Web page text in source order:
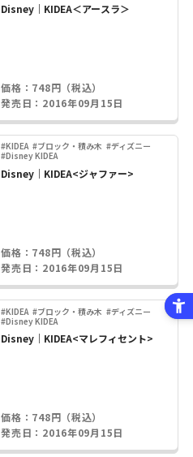
Disney｜KIDEA＜アースラ＞
価格：748円（税込）
発売日：2016年09月15日
#KIDEA #ブロック・積み木 #ディズニー
#Disney KIDEA
Disney｜KIDEA<ジャファー>
価格：748円（税込）
発売日：2016年09月15日
#KIDEA #ブロック・積み木 #ディズニー
#Disney KIDEA
Disney｜KIDEA<マレフィセント>
価格：748円（税込）
発売日：2016年09月15日